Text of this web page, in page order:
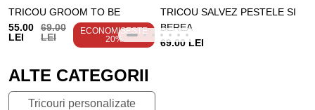
TRICOU GROOM TO BE
55.00
LEI
69.00
LEI
ECONOMISEȘTE
20%
TRICOU SALVEZ PESTELE SI
BEREA
69.00 LEI
ALTE CATEGORII
Tricouri personalizate